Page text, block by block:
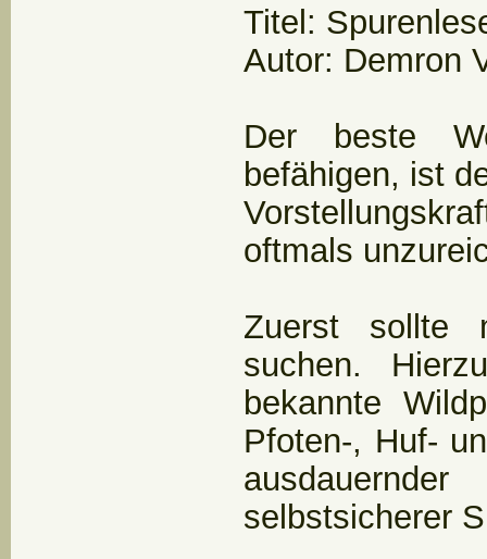
Titel:
Autor: Demron
Der beste
befähigen, ist
oftmals
Zuerst sollte
suchen.
bekannte
Pfoten-, Huf-
selbstsicherer